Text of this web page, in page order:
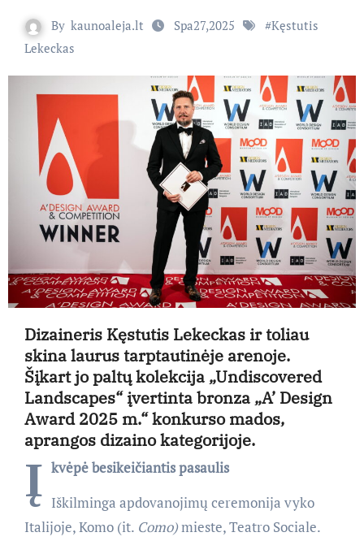
By kaunoaleja.lt Spa27,2025 #Kęstutis
Lekeckas
Dizaineris Kęstutis Lekeckas ir toliau
skina laurus tarptautinėje arenoje.
Šįkart jo paltų kolekcija „Undiscovered
Landscapes“ įvertinta bronza „A’ Design
Award 2025 m.“ konkurso mados,
aprangos dizaino kategorijoje.
Į kvėpė besikeičiantis pasaulis
Iškilminga apdovanojimų ceremonija vyko
Italijoje, Komo (it. Como)mieste, Teatro Sociale.